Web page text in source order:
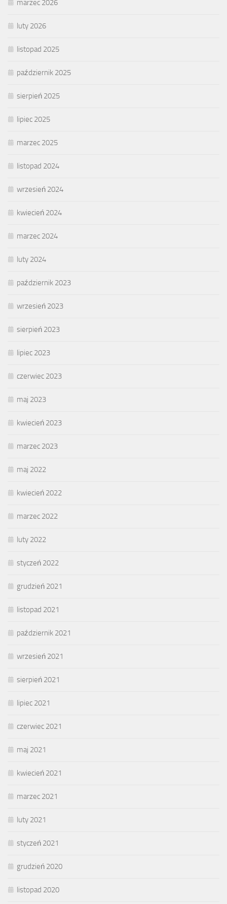
marzec 2026
luty 2026
listopad 2025
październik 2025
sierpień 2025
lipiec 2025
marzec 2025
listopad 2024
wrzesień 2024
kwiecień 2024
marzec 2024
luty 2024
październik 2023
wrzesień 2023
sierpień 2023
lipiec 2023
czerwiec 2023
maj 2023
kwiecień 2023
marzec 2023
maj 2022
kwiecień 2022
marzec 2022
luty 2022
styczeń 2022
grudzień 2021
listopad 2021
październik 2021
wrzesień 2021
sierpień 2021
lipiec 2021
czerwiec 2021
maj 2021
kwiecień 2021
marzec 2021
luty 2021
styczeń 2021
grudzień 2020
listopad 2020